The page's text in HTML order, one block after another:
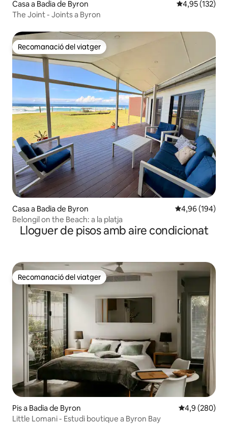
Casa a Badia de Byron 4,95 de
4,95 (132)
The Joint - Joints a Byron
Recomanació del viatger
Recomanació del viatger
Casa a Badia de Byron 4,96 de
4,96 (194)
Belongil on the Beach: a la platja
Lloguer de pisos amb aire condicionat
Recomanació del viatger
Recomanació del viatger
Pis a Badia de Byron 4,9 de
4,9 (280)
Little Lomani - Estudi boutique a Byron Bay